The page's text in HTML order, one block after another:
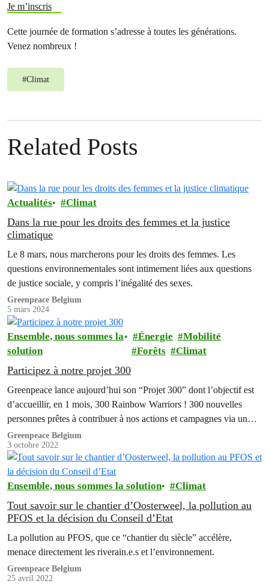
Je m’inscris
Cette journée de formation s’adresse à toutes les générations.
Venez nombreux !
#Climat
Related Posts
Actualités Climat
Dans la rue pour les droits des femmes et la justice
climatique
Le 8 mars, nous marcherons pour les droits des femmes. Les
questions environnementales sont intimement liées aux questions
de justice sociale, y compris l’inégalité des sexes.
Greenpeace Belgium
5 mars 2024
Ensemble, nous sommes la
solution
Énergie
Mobilité
Forêts
Climat
Participez à notre projet 300
Greenpeace lance aujourd’hui son “Projet 300” dont l’objectif est
d’accueillir, en 1 mois, 300 Rainbow Warriors ! 300 nouvelles
personnes prêtes à contribuer à nos actions et campagnes via un
soutien mensuel.
Greenpeace Belgium
3 octobre 2022
Ensemble, nous sommes la solution Climat
Tout savoir sur le chantier d’Oosterweel, la pollution au
PFOS et la décision du Conseil d’Etat
La pollution au PFOS, que ce “chantier du siècle” accélère,
menace directement les riverain.e.s et l’environnement.
Greenpeace Belgium
25 avril 2022